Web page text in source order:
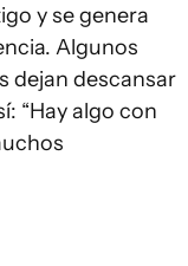
y se genera
Algunos
dejan descansar
“Hay algo con